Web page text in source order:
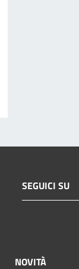
SEGUICI SU
NOVITÀ